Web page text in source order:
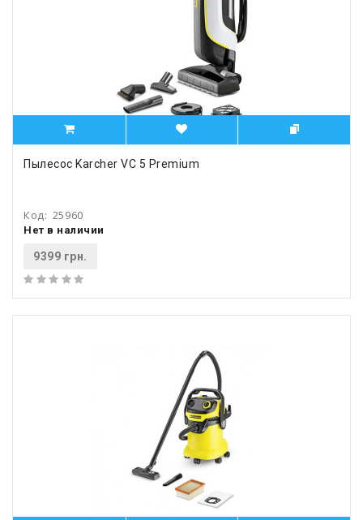
Пылесос Karcher VC 5 Premium
Код: 25960
Нет в наличии
9399 грн.